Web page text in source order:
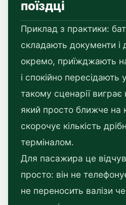
поїздці
Приклад з практики:
складають документи і
окремо, приїжджають
і спокійно
такому сценарії виграє
який просто ближче на
скорочує кількість
терміналом.
Для пасажира це
просто: він не
не переносить валізи